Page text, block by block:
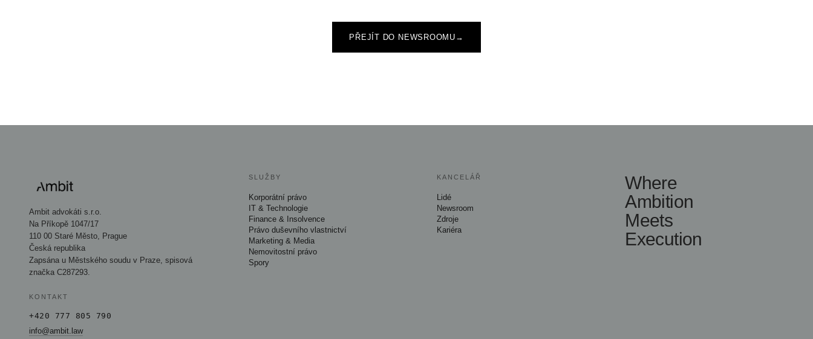
PŘEJÍT DO NEWSROOMU →
Ambit advokáti s.r.o.
Na Příkopě 1047/17
110 00 Staré Město, Prague
Česká republika
Zapsána u Městského soudu v Praze, spisová
značka C287293.
KONTAKT
+420 777 805 790
info@ambit.law
SLUŽBY
Korporátní právo
IT & Technologie
Finance & Insolvence
Právo duševního vlastnictví
Marketing & Media
Nemovitostní právo
Spory
KANCELÁŘ
Lidé
Newsroom
Zdroje
Kariéra
Where
Ambition
Meets
Execution